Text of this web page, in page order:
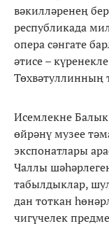
вәкилләренең
республикада
опера сәнгате
әтисе –
Төхвәтуллинның
Исемлекне
өйрәнү музее
экспонатлары
Чаллы
табылдыклар,
дан тоткан
чигүчелек